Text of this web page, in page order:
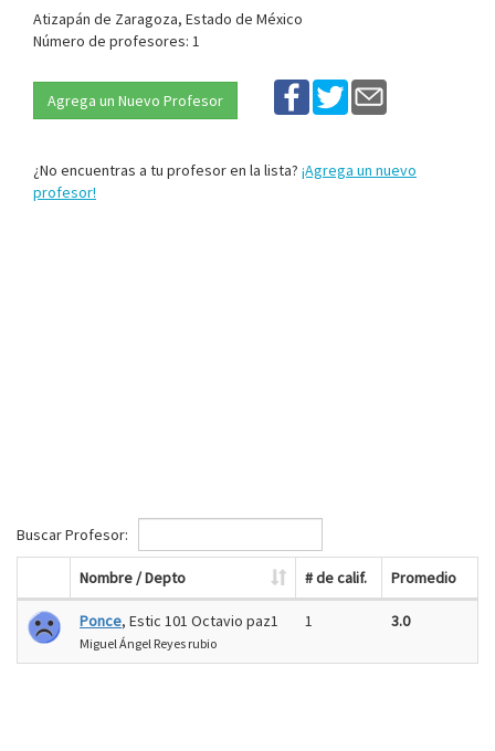
Atizapán de Zaragoza, Estado de México
Número de profesores: 1
Agrega un Nuevo Profesor
¿No encuentras a tu profesor en la lista? ¡Agrega un nuevo
profesor!
Buscar Profesor:
Nombre / Depto # de calif. Promedio
Ponce, Estic 101 Octavio paz1
Miguel Ángel Reyes rubio
1 3.0